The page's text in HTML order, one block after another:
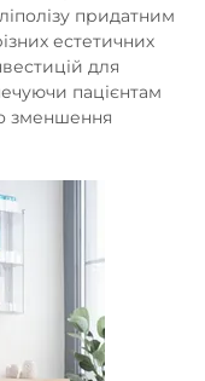
придатним
естетичних
для
пацієнтам
зменшення